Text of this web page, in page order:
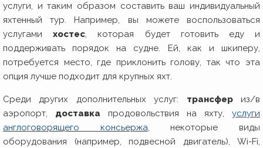
услуги, и таким образом составить ваш индивидуальный
яхтенный тур. Например, вы можете воспользоваться
услугамихостес, которая будет готовить еду и
поддерживать порядок на судне. Ей, как и шкиперу,
потребуется место, где приклонить голову, так что эта
опция лучше подходит для крупных яхт.
Среди других дополнительных услуг: трансфериз/в
аэропорт, доставка продовольствия на яхту, услуги
англоговорящего консьержа, некоторые виды
оборудования (например, подвесной двигатель), Wi-Fi,